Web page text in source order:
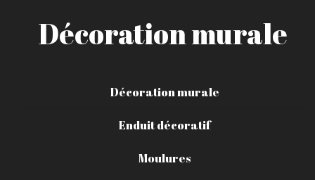
Décoration murale
Décoration murale
Enduit décoratif
Moulures